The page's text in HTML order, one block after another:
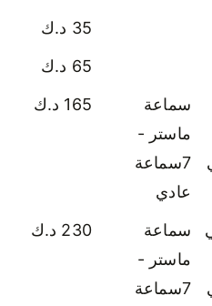
35 د.ك
65 د.ك
سماعة
ماستر -
7سماعة
عادي
165 د.ك
سماعة
ماستر -
7سماعة
230 د.ك